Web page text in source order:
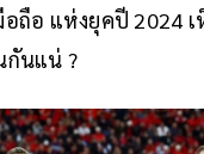
ถือ แห่งยุคปี 2024
กันแน่ ?